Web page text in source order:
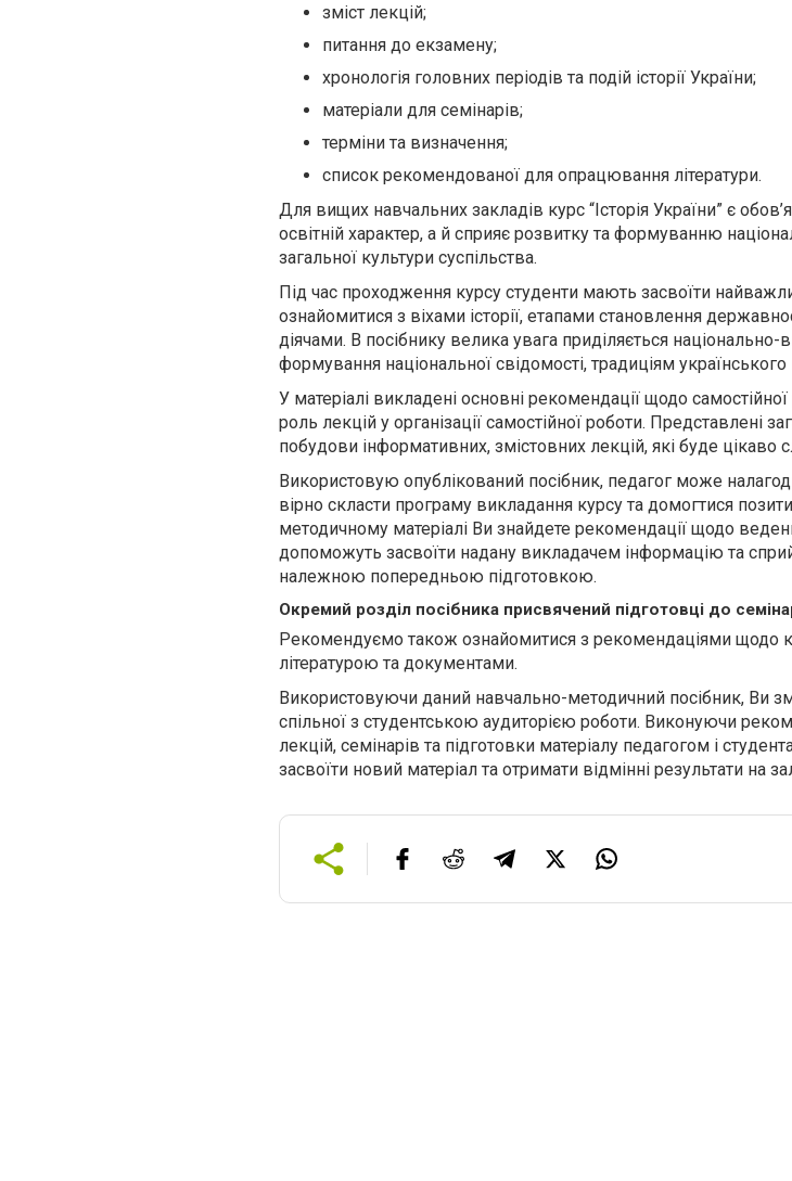
зміст лекцій;
питання до екзамену;
хронологія головних періодів та подій історії України;
матеріали для семінарів;
терміни та визначення;
список рекомендованої для опрацювання літератури.
Для вищих навчальних закладів курс “Історія України” є
освітній характер, а й сприяє розвитку та формуванню
загальної культури суспільства.
Під час проходження курсу студенти мають засвоїти
ознайомитися з віхами історії, етапами становлення
діячами. В посібнику велика увага приділяється
формування національної свідомості, традиціям українського
У матеріалі викладені основні рекомендації щодо
роль лекцій у організації самостійної роботи. Представлені
побудови інформативних, змістовних лекцій, які буде цікаво
Використовую опублікований посібник, педагог може
вірно скласти програму викладання курсу та домогтися
методичному матеріалі Ви знайдете рекомендації щодо
допоможуть засвоїти надану викладачем інформацію та
належною попередньою підготовкою.
Окремий розділ посібника присвячений підготовці до
Рекомендуємо також ознайомитися з рекомендаціями щодо
літературою та документами.
Використовуючи даний навчально-методичний посібник, Ви
спільної з студентською аудиторією роботи. Виконуючи
лекцій, семінарів та підготовки матеріалу педагогом і
засвоїти новий матеріал та отримати відмінні результати на